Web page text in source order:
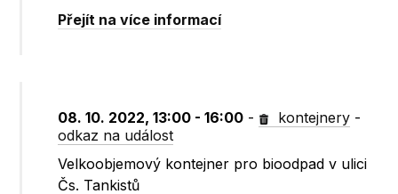
Přejít na více informací
08. 10. 2022, 13:00 - 16:00 - kontejnery -
odkaz na událost
Velkoobjemový kontejner pro bioodpad v ulici
Čs. Tankistů